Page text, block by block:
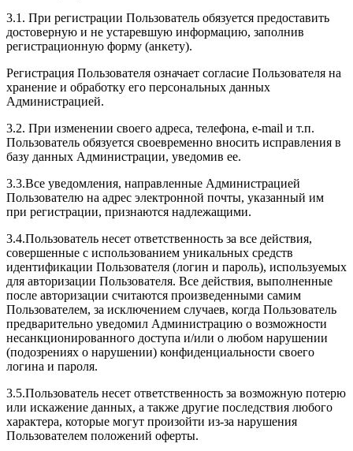
3.1. При регистрации Пользователь обязуется предоставить
достоверную и не устаревшую информацию, заполнив
регистрационную форму (анкету).
Регистрация Пользователя означает согласие Пользователя на
хранение и обработку его персональных данных
Администрацией.
3.2. При изменении своего адреса, телефона, e-mail и т.п.
Пользователь обязуется своевременно вносить исправления в
базу данных Администрации, уведомив ее.
3.3.Все уведомления, направленные Администрацией
Пользователю на адрес электронной почты, указанный им
при регистрации, признаются надлежащими.
3.4.Пользователь несет ответственность за все действия,
совершенные с использованием уникальных средств
идентификации Пользователя (логин и пароль), используемых
для авторизации Пользователя. Все действия, выполненные
после авторизации считаются произведенными самим
Пользователем, за исключением случаев, когда Пользователь
предварительно уведомил Администрацию о возможности
несанкционированного доступа и/или о любом нарушении
(подозрениях о нарушении) конфиденциальности своего
логина и пароля.
3.5.Пользователь несет ответственность за возможную потерю
или искажение данных, а также другие последствия любого
характера, которые могут произойти из-за нарушения
Пользователем положений оферты.